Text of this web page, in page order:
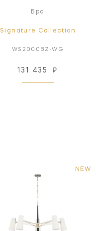
Бра
Signature Collection
WS2000BZ-WG
131 435 ₽
NEW